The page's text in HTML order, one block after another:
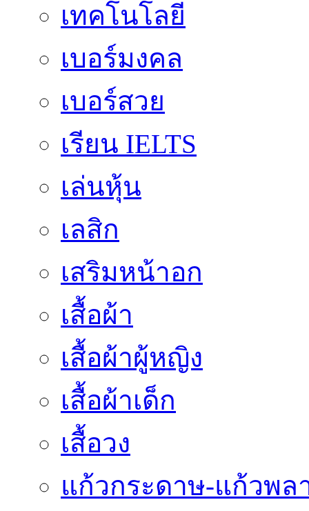
เทคโนโลยี
เบอร์มงคล
เบอร์สวย
เรียน IELTS
เล่นหุ้น
เลสิก
เสริมหน้าอก
เสื้อผ้า
เสื้อผ้าผู้หญิง
เสื้อผ้าเด็ก
เสื้อวง
แก้วกระดาษ-แก้วพล